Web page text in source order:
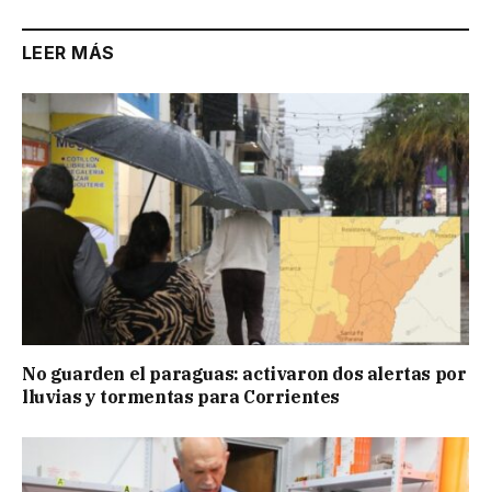
LEER MÁS
No guarden el paraguas: activaron dos alertas por
lluvias y tormentas para Corrientes